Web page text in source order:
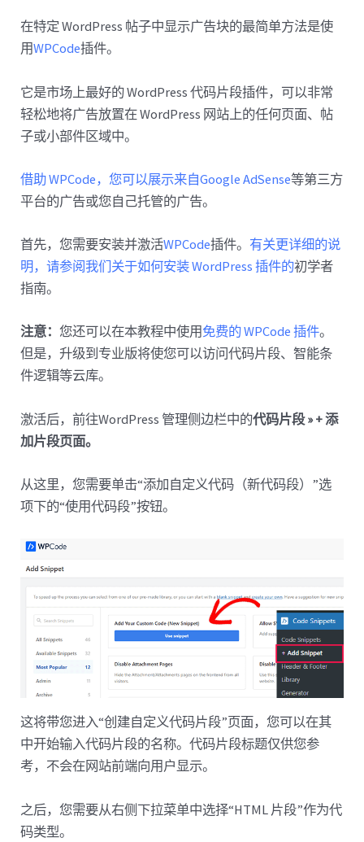
在特定 WordPress 帖子中显示广告块的最简单方法是使
用WPCode插件。
它是市场上最好的 WordPress 代码片段插件，可以非常
轻松地将广告放置在 WordPress 网站上的任何页面、帖
子或小部件区域中。
借助 WPCode，您可以展示来自Google AdSense等第三方
平台的广告或您自己托管的广告。
首先，您需要安装并激活WPCode插件。 有关更详细的说
明，请参阅我们关于如何安装 WordPress 插件的初学者
指南。
注意：您还可以在本教程中使用免费的 WPCode 插件。
但是，升级到专业版将使您可以访问代码片段、智能条
件逻辑等云库。
激活后，前往WordPress 管理侧边栏中的代码片段 » + 添
加片段页面。
从这里，您需要单击“添加自定义代码（新代码段）”选
项下的“使用代码段”按钮。
这将带您进入“创建自定义代码片段”页面，您可以在其
中开始输入代码片段的名称。代码片段标题仅供您参
考，不会在网站前端向用户显示。
之后，您需要从右侧下拉菜单中选择“HTML 片段”作为代
码类型。